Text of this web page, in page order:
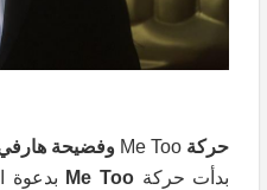
حركة Me Too وفضيحة هارفي
بدأت حركةMe Too بدعوة